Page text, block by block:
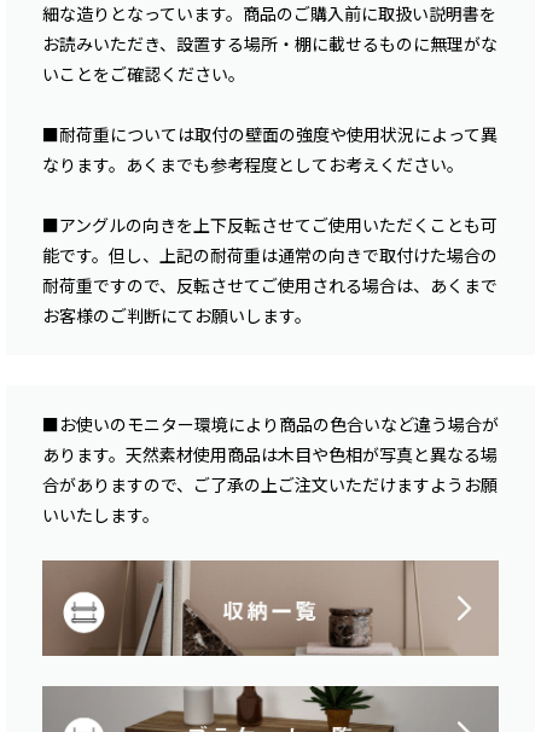
細な造りとなっています。商品のご購入前に取扱い説明書を
お読みいただき、設置する場所・棚に載せるものに無理がな
いことをご確認ください。
■耐荷重については取付の壁面の強度や使用状況によって異
なります。あくまでも参考程度としてお考えください。
■アングルの向きを上下反転させてご使用いただくことも可
能です。但し、上記の耐荷重は通常の向きで取付けた場合の
耐荷重ですので、反転させてご使用される場合は、あくまで
お客様のご判断にてお願いします。
■お使いのモニター環境により商品の色合いなど違う場合が
あります。天然素材使用商品は木目や色相が写真と異なる場
合がありますので、ご了承の上ご注文いただけますようお願
いいたします。